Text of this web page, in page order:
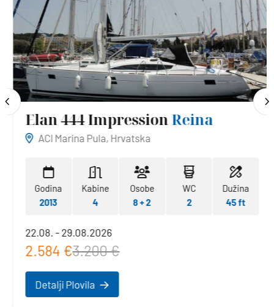
Elan 444 ImpressionReina
ACI Marina Pula, Hrvatska
Godina
2013
Kabine
4
Osobe
8 + 2
WC
2
Dužina
45 ft
22.08. - 29.08.2026
2.584 €3.200 €
Detalji Plovila